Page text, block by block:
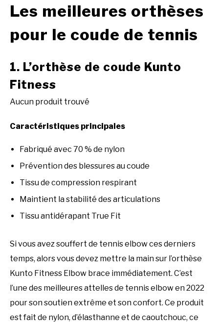
Les meilleures orthèses
pour le coude de tennis
1. L’orthèse de coude Kunto
Fitness
Aucun produit trouvé
Caractéristiques principales
Fabriqué avec 70 % de nylon
Prévention des blessures au coude
Tissu de compression respirant
Maintient la stabilité des articulations
Tissu antidérapant True Fit
Si vous avez souffert de tennis elbow ces derniers
temps, alors vous devez mettre la main sur l’orthèse
Kunto Fitness Elbow brace immédiatement. C’est
l’une des meilleures attelles de tennis elbow en 2022
pour son soutien extrême et son confort. Ce produit
est fait de nylon, d’élasthanne et de caoutchouc, ce